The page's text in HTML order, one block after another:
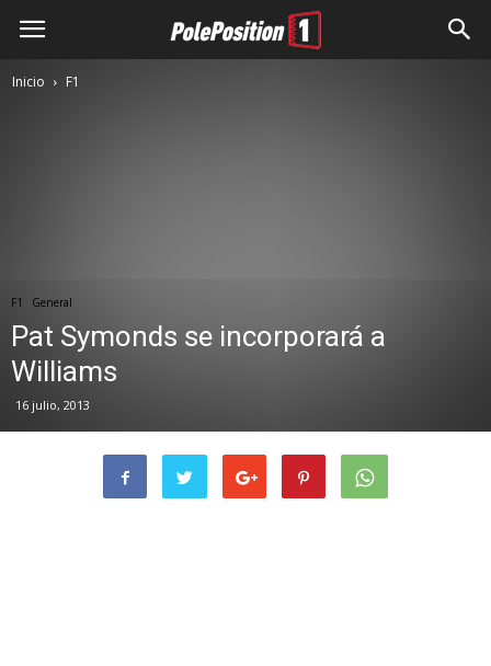
Inicio F1
F1 General
Pat Symonds se incorporará a
Williams
16 julio, 2013